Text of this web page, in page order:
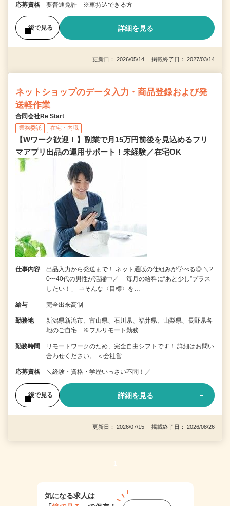
応募資格 要普通免許 ※車持込できる方
後で見る 詳細を見る
更新日： 2026/05/14 掲載終了日： 2027/03/14
ネットショップのデータ入力・商品登録および発
送軽作業
合同会社Re Start
業務委託 在宅・内職
【Wワーク歓迎！】副業で月15万円前後を見込めるフリ
マアプリ出品の運用サポート！未経験／在宅OK
仕事内容
出品入力から発送まで！ ネット通販の仕組みが学べる◎ ＼2
0〜40代の男性が活躍中／ 「毎月の給料に“あと少し”プラス
したい！」 ⇒そんな〈目標〉を…
給与 完全出来高制
勤務地
新潟県新潟市、富山県、石川県、福井県、山梨県、長野県各
地のご自宅 ※フルリモート勤務
勤務時間
リモートワークのため、完全自由シフトです！ 詳細はお問い
合わせください。 ＜会社営…
応募資格 ＼経験・資格・学歴いっさい不問！／
後で見る 詳細を見る
更新日： 2026/07/15 掲載終了日： 2026/08/26
1
気になる求人は